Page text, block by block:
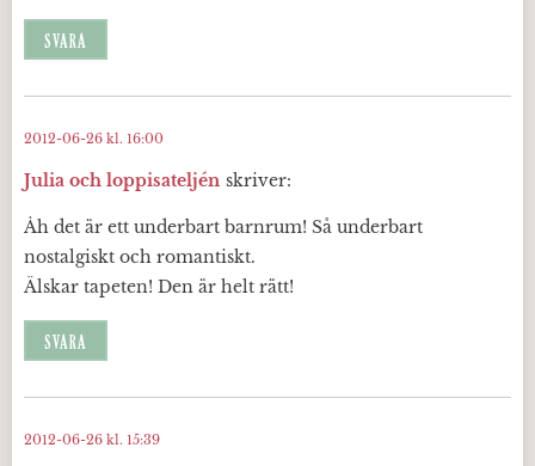
SVARA
Julia och loppisateljén skriver:
2012-06-26 kl. 16:00
Åh det är ett underbart barnrum! Så underbart
nostalgiskt och romantiskt.
Älskar tapeten! Den är helt rätt!
SVARA
2012-06-26 kl. 15:39